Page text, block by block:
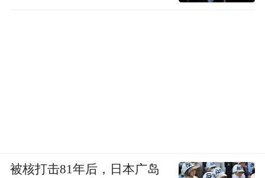
被核打击81年后，日本广岛